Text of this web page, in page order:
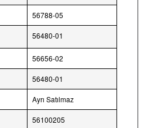
56788-05
56480-01
56656-02
56480-01
Ayrı Satılmaz
56100205